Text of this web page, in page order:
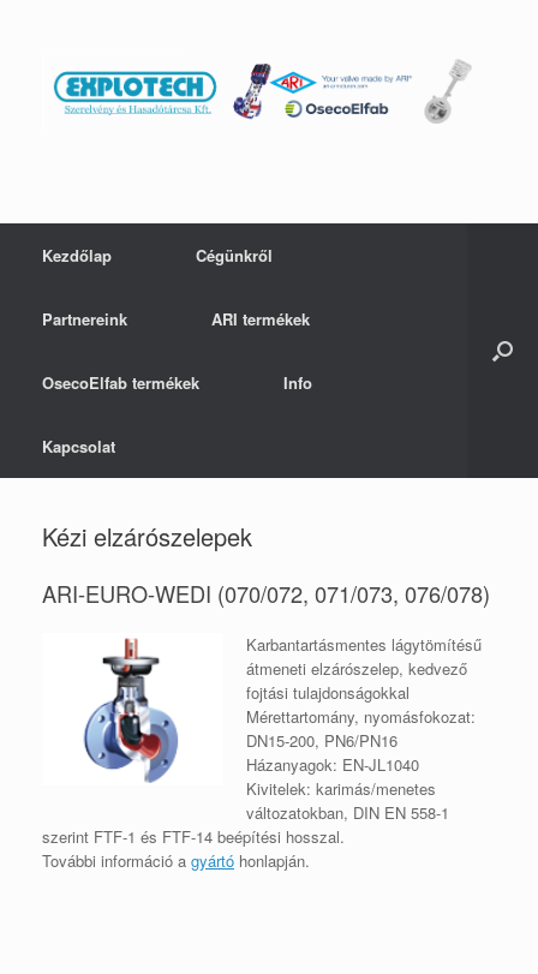
Kezdőlap Cégünkről
Partnereink ARI termékek
OsecoElfab termékek Info
Kapcsolat
Kézi elzárószelepek
ARI-EURO-WEDI (070/072, 071/073, 076/078)
Karbantartásmentes lágytömítésű
átmeneti elzárószelep, kedvező
fojtási tulajdonságokkal
Mérettartomány, nyomásfokozat:
DN15-200, PN6/PN16
Házanyagok: EN-JL1040
Kivitelek: karimás/menetes
változatokban, DIN EN 558-1
szerint FTF-1 és FTF-14 beépítési hosszal.
További információ a gyártó honlapján.